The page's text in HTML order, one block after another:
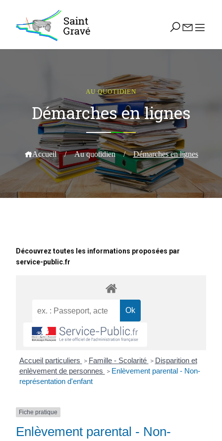
AU QUOTIDIEN
Démarches en lignes
Accueil / Au quotidien / Démarches en lignes
Découvrez toutes les informations proposées par
service-public.fr
Accueil particuliers > Famille - Scolarité > Disparition et
enlèvement de personnes > Enlèvement parental - Non-
représentation d'enfant
Fiche pratique
Enlèvement parental - Non-